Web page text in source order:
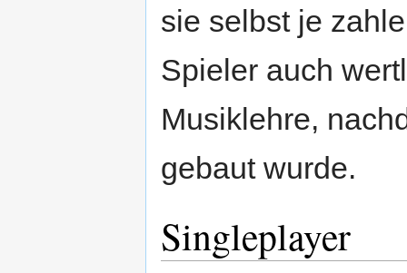
sie selbst je
Spieler auch
Musiklehre,
gebaut wurde.
Singleplayer